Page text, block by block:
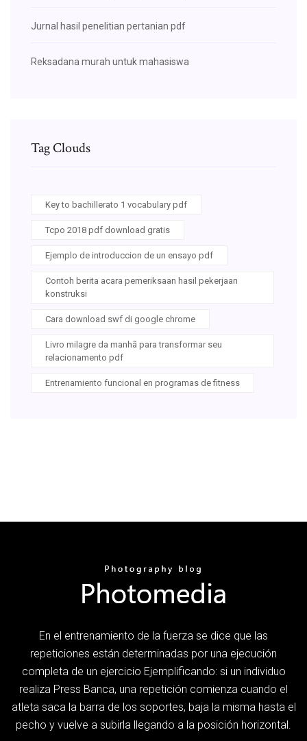
Jurnal hasil penelitian pertanian pdf
Reksadana murah untuk mahasiswa
Tag Clouds
Key to bachillerato 1 vocabulary pdf
Tcpo 2018 pdf download gratis
Ejemplo de introduccion de un ensayo pdf
Contoh berita acara pemeriksaan hasil pekerjaan
konstruksi
Cara download swf di google chrome
Livro milagre da manhã para transformar seu
relacionamento pdf
Entrenamiento funcional en programas de fitness
En el entrenamiento de la fuerza se dice que las
repeticiones están determinadas por una ejecución
completa de un ejercicio Ejemplificando: si un individuo
realiza Press Banca, una repetición comienza cuando el
atleta saca la barra de los soportes, baja la misma hasta el
pecho y vuelve a subirla llegando a la posición horizontal.